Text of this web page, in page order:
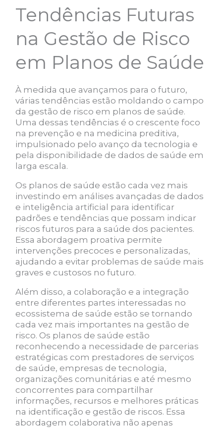
Tendências Futuras
na Gestão de Risco
em Planos de Saúde
À medida que avançamos para o futuro,
várias tendências estão moldando o campo
da gestão de risco em planos de saúde.
Uma dessas tendências é o crescente foco
na prevenção e na medicina preditiva,
impulsionado pelo avanço da tecnologia e
pela disponibilidade de dados de saúde em
larga escala.
Os planos de saúde estão cada vez mais
investindo em análises avançadas de dados
e inteligência artificial para identificar
padrões e tendências que possam indicar
riscos futuros para a saúde dos pacientes.
Essa abordagem proativa permite
intervenções precoces e personalizadas,
ajudando a evitar problemas de saúde mais
graves e custosos no futuro.
Além disso, a colaboração e a integração
entre diferentes partes interessadas no
ecossistema de saúde estão se tornando
cada vez mais importantes na gestão de
risco. Os planos de saúde estão
reconhecendo a necessidade de parcerias
estratégicas com prestadores de serviços
de saúde, empresas de tecnologia,
organizações comunitárias e até mesmo
concorrentes para compartilhar
informações, recursos e melhores práticas
na identificação e gestão de riscos. Essa
abordagem colaborativa não apenas